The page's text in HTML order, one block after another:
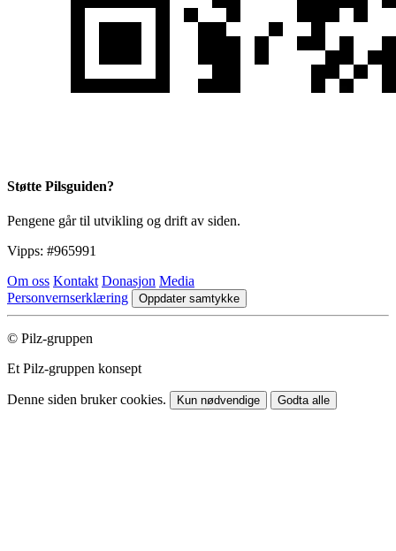
Støtte Pilsguiden?
Pengene går til utvikling og drift av siden.
Vipps: #965991
Om oss Kontakt Donasjon Media
Personvernserklæring
Oppdater samtykke
© Pilz-gruppen
Et Pilz-gruppen konsept
Denne siden bruker cookies. Kun nødvendige Godta alle